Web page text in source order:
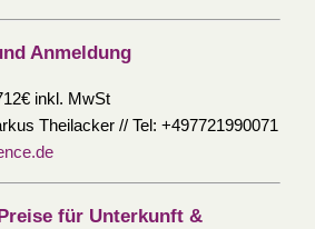
Anmeldung
inkl. MwSt
Theilacker // Tel: +497721990071
für Unterkunft &